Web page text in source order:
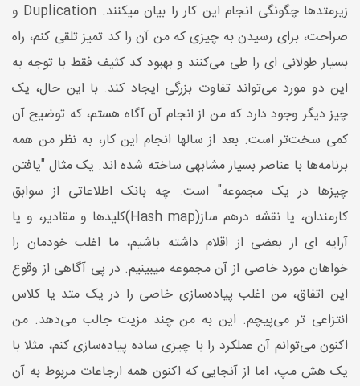
زیرمتدها چگونگی انجام این کار را بیان میکنند. Duplication و
صراحت، برای رسیدن به چیزی که من آن را کد تمیز تلقی کنم، راه
بسیار طولانی ای را طی می‌کنند و بهبود کد کثیف فقط با توجه به
این دو مورد می‌تواند تفاوت بزرگی ایجاد کند. با این حال، یک
چیز دیگر وجود دارد که من از انجام آن آگاه هستم، که توضیح آن
کمی سخت‌تر است. بعد از سالها انجام این کار، به نظر من همه
برنامه‌ها با عناصر بسیار مشابهی ساخته شده اند. یک مثال "یافتن
چیزها در یک مجموعه" است. چه بانک اطلاعاتی از سوابق
کارمندان، یا نقشه درهم ساز(Hash map)کلیدها و مقادیر، و یا
آرایه ای از بعضی از اقلام داشته باشیم، ما اغلب خودمان را
خواهان مورد خاصی از آن مجموعه میبینیم. در پی آگاهی از وقوع
این اتفاق، من اغلب پیاده‌سازی خاصی را در یک متد یا کلاس
انتزاعی تر می‌پیچم. این به من چند مزیت جالب می‌دهد. من
اکنون می‌توانم آن عملکرد را با چیزی ساده پیاده‌سازی کنم، مثلا با
یک هش مپ، اما از آنجایی که اکنون همه ارجاعات مربوط به آن